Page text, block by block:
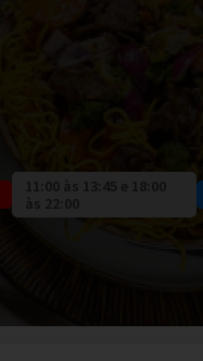
11:00 às 13:45 e 18:00